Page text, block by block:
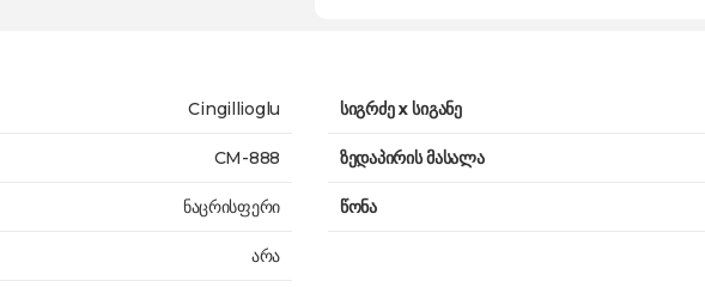
Cingillioglu
CM-888
ნაცრისფერი
არა
სიგრძე x სიგანე
ზედაპირის მასალა
წონა